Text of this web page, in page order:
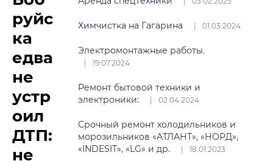
руйс
ка
едва
не
устр
оил
ДТП:
не
Химчистка на Гагарина 01.03.2024
Электромонтажные работы.
19.07.2024
Ремонт бытовой техники и
электроники:
02.04.2024
Срочный ремонт холодильников и
морозильников «АТЛАНТ», «НОРД»,
«INDESIT», «LG» и др.
18.01.2023